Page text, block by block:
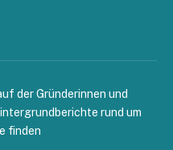
der Gründerinnen und
rund um
finden